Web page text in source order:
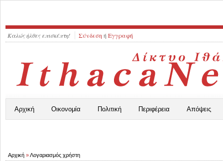
Καλώς ήλθες επισκέπτη! Σύνδεση ή Εγγραφή
Αρχική Οικονομία Πολιτική Περιφέρεια Απόψεις
Αρχική »Λογαριασμός χρήστη